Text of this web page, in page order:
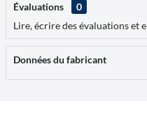
Évaluations
0
Lire, écrire des évaluations et
Données du fabricant